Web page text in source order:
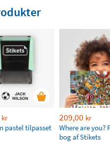
kr
pastel tilpasset
209,00 kr
Where are you?
bog af Stikets